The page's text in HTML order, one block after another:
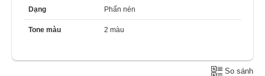
Dạng Phấn nén
Tone màu 2 màu
So sánh